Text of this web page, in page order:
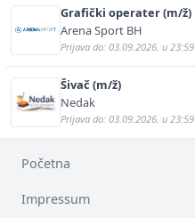
Grafički operater (m/ž)
Arena Sport BH
Prijava do: 03.09.2026. u 23:59
Šivač (m/ž)
Nedak
Prijava do: 03.09.2026. u 23:59
Početna
Impressum